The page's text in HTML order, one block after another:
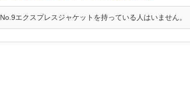
No.9エクスプレスジャケットを持っている人はいません。